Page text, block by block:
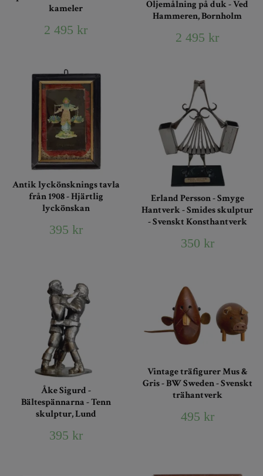
kameler
2 495 kr
Oljemålning på duk - Ved
Hammeren, Bornholm
2 495 kr
Antik lyckönsknings tavla
från 1908 - Hjärtlig
lyckönskan
395 kr
Erland Persson - Smyge
Hantverk - Smides skulptur
- Svenskt Konsthantverk
350 kr
Åke Sigurd -
Bältespännarna - Tenn
skulptur, Lund
395 kr
Vintage träfigurer Mus &
Gris - BW Sweden - Svenskt
trähantverk
495 kr